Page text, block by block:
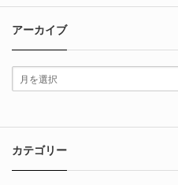
アーカイブ
カテゴリー